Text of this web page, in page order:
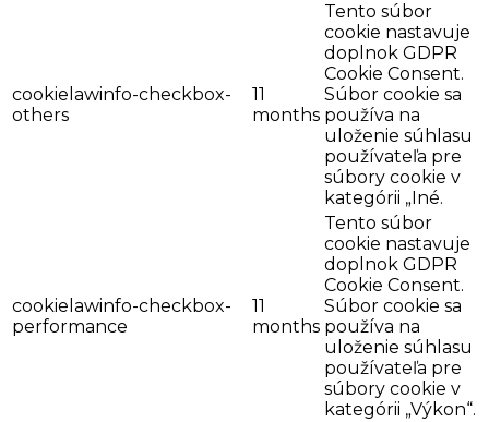
cookielawinfo-checkbox-
others
11
months
Tento súbor
cookie nastavuje
doplnok GDPR
Cookie Consent.
Súbor cookie sa
používa na
uloženie súhlasu
používateľa pre
súbory cookie v
kategórii „Iné.
cookielawinfo-checkbox-
performance
11
months
Tento súbor
cookie nastavuje
doplnok GDPR
Cookie Consent.
Súbor cookie sa
používa na
uloženie súhlasu
používateľa pre
súbory cookie v
kategórii „Výkon“.